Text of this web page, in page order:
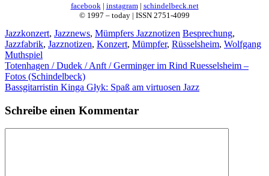
facebook | instagram| schindelbeck.net
© 1997 – today | ISSN 2751-4099
Kategorien
Jazzkonzert, Jazznews, Mümpfers Jazznotizen Schlagwörter
Besprechung,
Jazzfabrik, Jazznotizen, Konzert, Mümpfer, Rüsselsheim, Wolfgang
Muthspiel
Totenhagen / Dudek / Anft / Germinger im Rind Ruesselsheim –
Fotos (Schindelbeck)
Bassgitarristin Kinga Głyk: Spaß am virtuosen Jazz
Schreibe einen Kommentar